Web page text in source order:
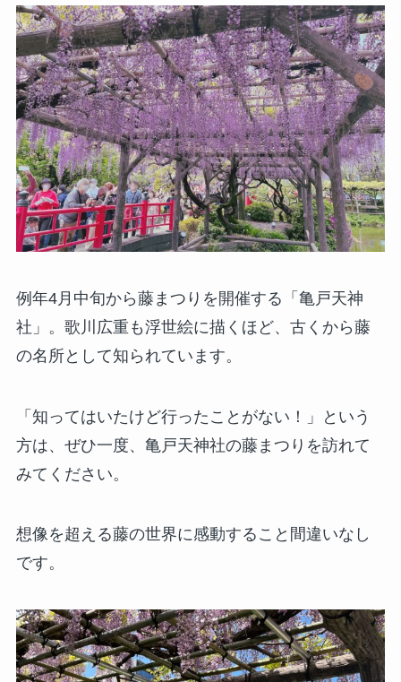
例年4月中旬から藤まつりを開催する「亀戸天神
社」。歌川広重も浮世絵に描くほど、古くから藤
の名所として知られています。
「知ってはいたけど行ったことがない！」という
方は、ぜひ一度、亀戸天神社の藤まつりを訪れて
みてください。
想像を超える藤の世界に感動すること間違いなし
です。